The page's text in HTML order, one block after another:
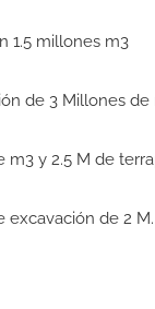
1.5 millones m3
de 3 Millones
m3 y 2.5 M de
excavación de 2